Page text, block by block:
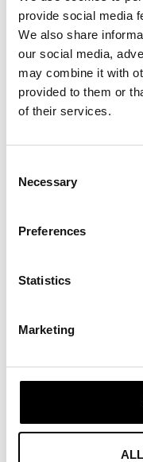
provide social media
We also share
our social media,
may combine it with
provided to them or
of their services.
Selection
Necessary
Preferences
Statistics
Marketing
en dynamisk mötesplats
Nacka strand. Stockholm
showroom för
dess vuxit organiskt och
utbyggnadsetapper.
Agenturföretagen fyller
samarbetspartner. I juni
svenska modevarumärken.
Trade Partners Sweden.
utvecklats till att handla
agenter, distributörer och
olika branscher. Det
2016
Stockholm Fashion
kreativt, levande och
Med sitt läge i Nacka